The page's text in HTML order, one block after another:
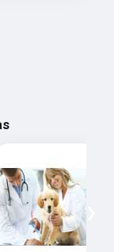
›